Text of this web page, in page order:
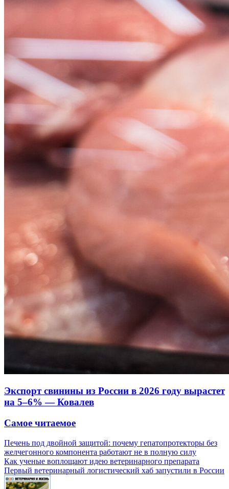
Экспорт свинины из России в 2026 году вырастет
на 5–6% — Ковалев
Самое читаемое
Печень под двойной защитой: почему гепатопротекторы без
желчегонного компонента работают не в полную силу
Как ученые воплощают идею ветеринарного препарата
Первый ветеринарный логистический хаб запустили в России